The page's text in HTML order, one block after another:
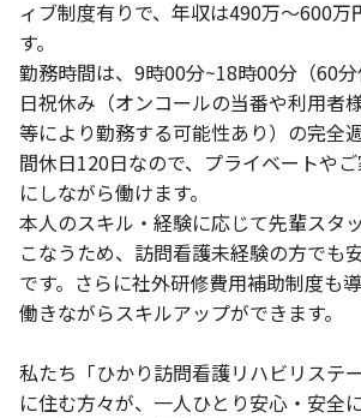
ィブ制度有りで、年収は490万～600万
す。
勤務時間は、9時00分~18時00分（60
日祝休み（オンコールの当番や利用者
等により勤務する可能性あり）の完全
間休日120日なので、プライベートや
にしながら働けます。
本人のスキル・経験に応じて先輩スタ
こなうため、訪問看護未経験の方でも
です。さらに社外研修費用補助制度も
働きながらスキルアップができます。
私たち「ひかり訪問看護リハビリステ
に住む方々が、一人ひとり安心・安全